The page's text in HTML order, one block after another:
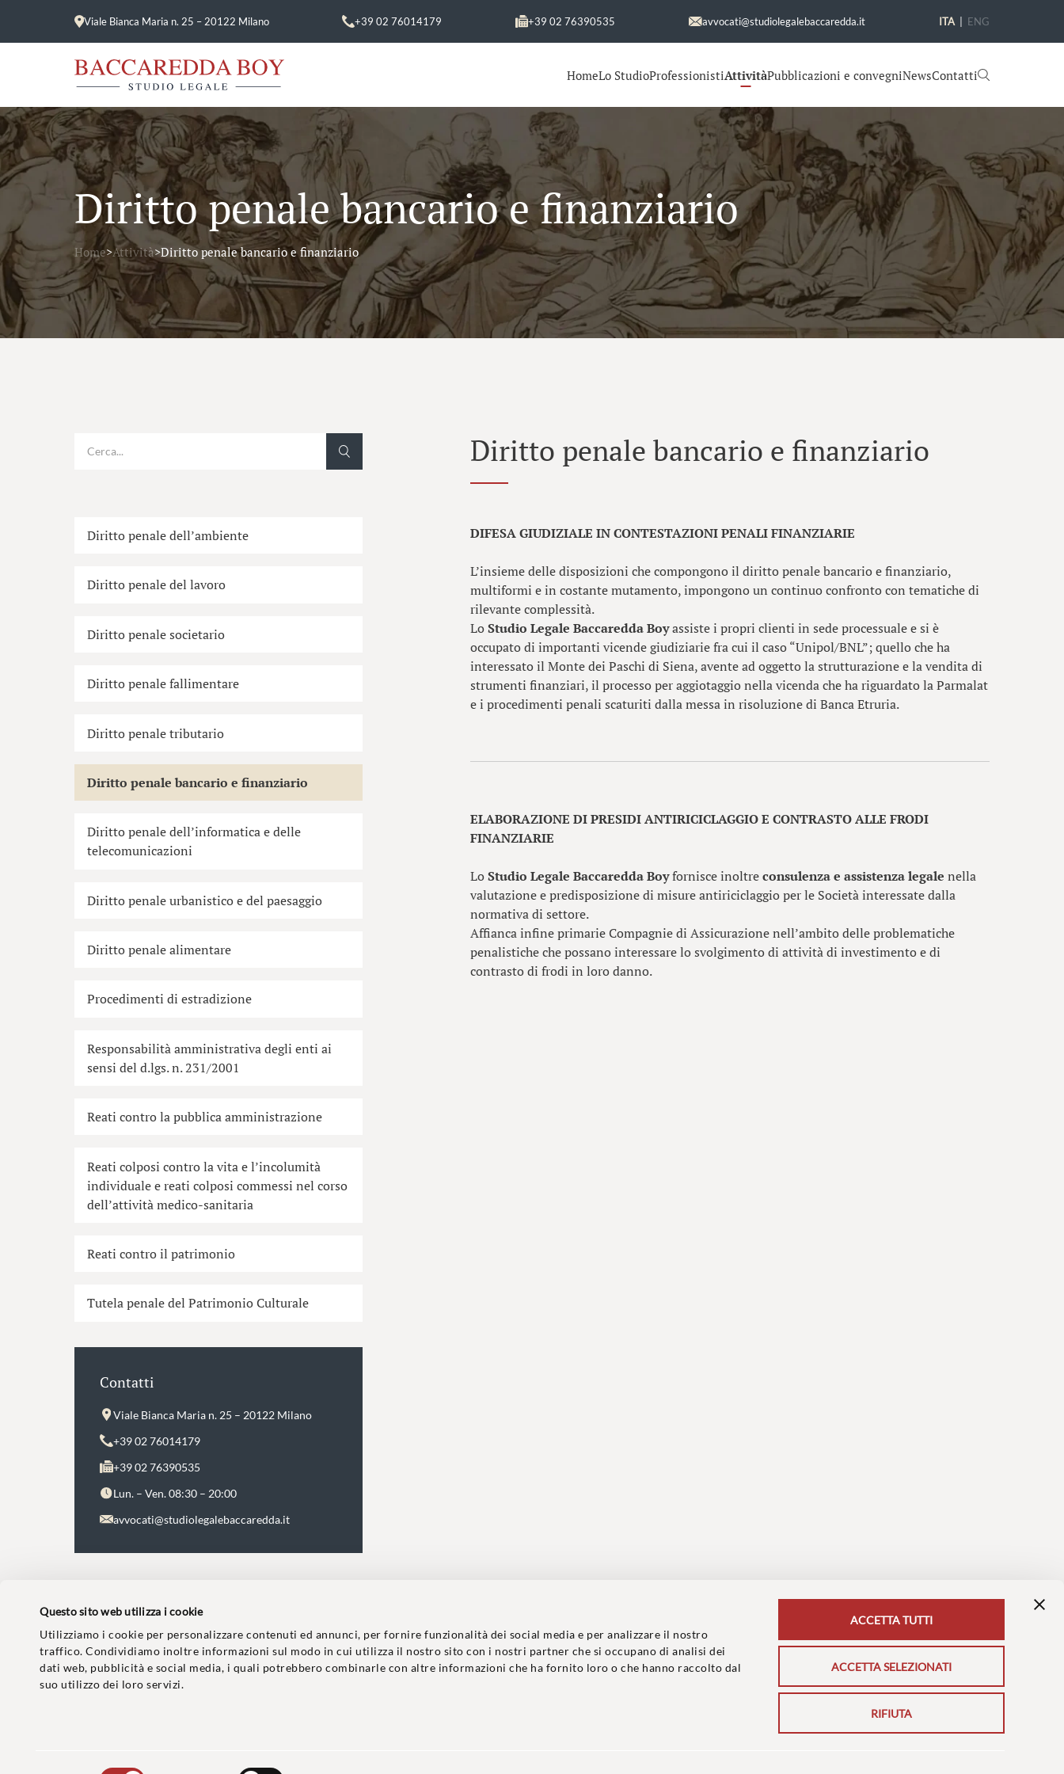
Questo sito web utilizza i cookie
Utilizziamo i cookie per personalizzare contenuti ed annunci, per fornire funzionalità dei social media e per analizzare il nostro
traffico. Condividiamo inoltre informazioni sul modo in cui utilizza il nostro sito con i nostri partner che si occupano di analisi dei
dati web, pubblicità e social media, i quali potrebbero combinarle con altre informazioni che ha fornito loro o che hanno raccolto dal
suo utilizzo dei loro servizi.
ACCETTA TUTTI
ACCETTA SELEZIONATI
RIFIUTA
Viale Bianca Maria n. 25 – 20122 Milano +39 02 76014179 +39 02 76390535 avvocati@studiolegalebaccaredda.it ITA | ENG
HomeLo StudioProfessionistiAttivitàPubblicazioni e convegniNewsContatti
Diritto penale bancario e finanziario
Home>Attività>Diritto penale bancario e finanziario
Diritto penale dell’ambiente
Diritto penale del lavoro
Diritto penale societario
Diritto penale fallimentare
Diritto penale tributario
Diritto penale bancario e finanziario
Diritto penale dell’informatica e delle
telecomunicazioni
Diritto penale urbanistico e del paesaggio
Diritto penale alimentare
Procedimenti di estradizione
Responsabilità amministrativa degli enti ai
sensi del d.lgs. n. 231/2001
Reati contro la pubblica amministrazione
Reati colposi contro la vita e l’incolumità
individuale e reati colposi commessi nel corso
dell’attività medico-sanitaria
Reati contro il patrimonio
Tutela penale del Patrimonio Culturale
Contatti
Viale Bianca Maria n. 25 – 20122 Milano
+39 02 76014179
+39 02 76390535
Lun. – Ven. 08:30 – 20:00
avvocati@studiolegalebaccaredda.it
Diritto penale bancario e finanziario
DIFESA GIUDIZIALE IN CONTESTAZIONI PENALI FINANZIARIE
L’insieme delle disposizioni che compongono il diritto penale bancario e finanziario,
multiformi e in costante mutamento, impongono un continuo confronto con tematiche di
rilevante complessità.
LoStudio Legale Baccaredda Boyassiste i propri clienti in sede processuale e si è
occupato di importanti vicende giudiziarie fra cui il caso “Unipol/BNL”; quello che ha
interessato il Monte dei Paschi di Siena, avente ad oggetto la strutturazione e la vendita di
strumenti finanziari, il processo per aggiotaggio nella vicenda che ha riguardato la Parmalat
e i procedimenti penali scaturiti dalla messa in risoluzione di Banca Etruria.
ELABORAZIONE DI PRESIDI ANTIRICICLAGGIO E CONTRASTO ALLE FRODI
FINANZIARIE
LoStudio Legale Baccaredda Boyfornisce inoltreconsulenza e assistenza legalenella
valutazione e predisposizione di misure antiriciclaggio per le Società interessate dalla
normativa di settore.
Affianca infine primarie Compagnie di Assicurazione nell’ambito delle problematiche
penalistiche che possano interessare lo svolgimento di attività di investimento e di
contrasto di frodi in loro danno.
Le sculture, le cui foto sono riprodotte nel sito, sono opere dello scultore: Renzo Bighetti di Levanto (SP).